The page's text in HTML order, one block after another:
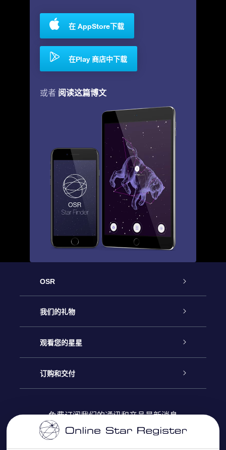
在 AppStore下载
在Play 商店中下载
或者 阅读这篇博文
OSR
客户服务
联系我们
博客
评论
我们的礼物
Online Star礼物
OSR 礼物包
OSR 礼物卡
观看您的星星
Online Star Register
个性化的Star Page
订购和交付
付款信息
免费订阅我们的通讯和产品最新消息